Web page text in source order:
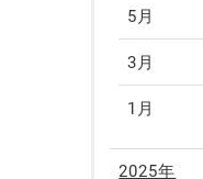
5月
3月
1月
2025年